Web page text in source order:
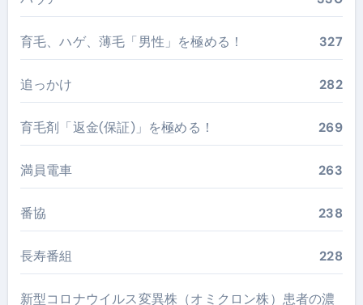
育毛、ハゲ、薄毛「男性」を極める！ 327
追っかけ 282
育毛剤「返金(保証)」を極める！ 269
満員電車 263
番協 238
長寿番組 228
新型コロナウイルス変異株（オミクロン株）患者の濃